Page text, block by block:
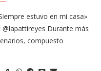
estuvo en mi casa»
Durante más
compuesto